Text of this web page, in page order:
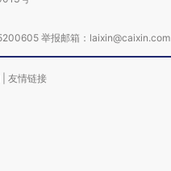
举报邮箱：laixin@caixin.com
友情链接